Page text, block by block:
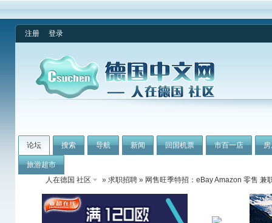
注册 登录
论坛 搜索 导航 新闻 回国机票 市百一店
旅游超市
人在德国 社区
» 求职招聘 » 网售旺季特招：eBay Amazon 零售 兼